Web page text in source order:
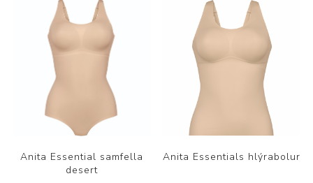
Anita Essential samfella
desert
Anita Essentials hlýrabolur